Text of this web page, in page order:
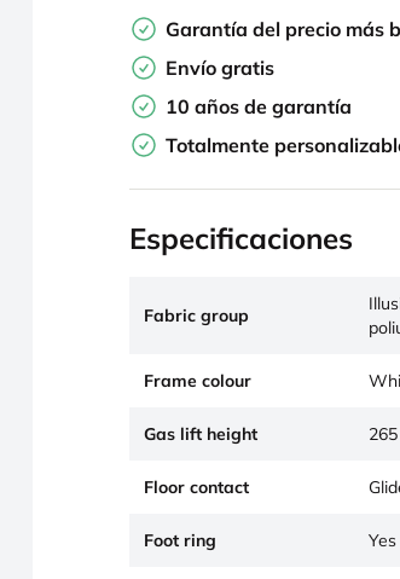
Garantía del precio más
Envío gratis
10 años de garantía
Totalmente
Especificaciones
Fabric group
Frame colour
Gas lift height
Floor contact
Foot ring